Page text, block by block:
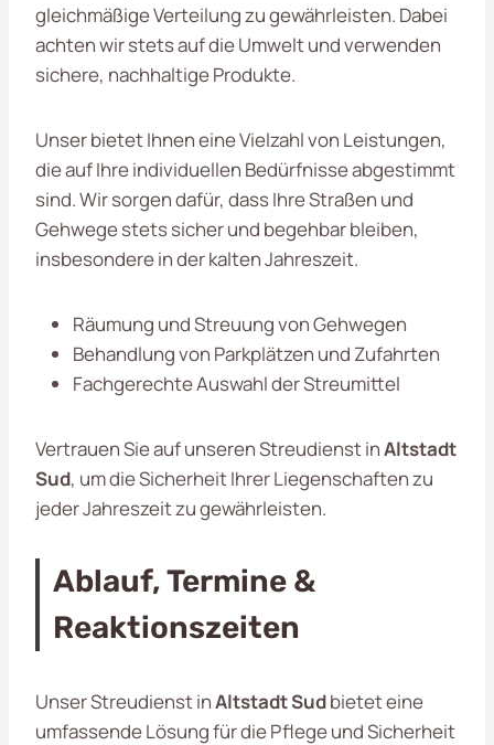
gleichmäßige Verteilung zu gewährleisten. Dabei
achten wir stets auf die Umwelt und verwenden
sichere, nachhaltige Produkte.
Unser bietet Ihnen eine Vielzahl von Leistungen,
die auf Ihre individuellen Bedürfnisse abgestimmt
sind. Wir sorgen dafür, dass Ihre Straßen und
Gehwege stets sicher und begehbar bleiben,
insbesondere in der kalten Jahreszeit.
Räumung und Streuung von Gehwegen
Behandlung von Parkplätzen und Zufahrten
Fachgerechte Auswahl der Streumittel
Vertrauen Sie auf unseren Streudienst inAltstadt
Sud, um die Sicherheit Ihrer Liegenschaften zu
jeder Jahreszeit zu gewährleisten.
Ablauf, Termine &
Reaktionszeiten
Unser Streudienst inAltstadt Sudbietet eine
umfassende Lösung für die Pflege und Sicherheit